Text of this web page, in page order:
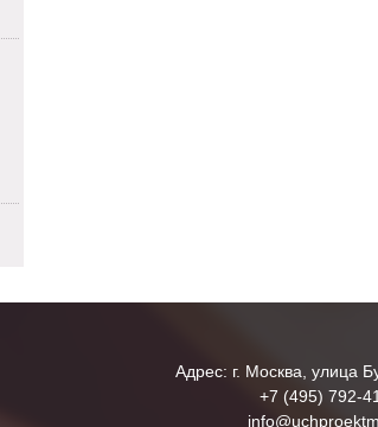
Адрес: г. Москва, улица
+7 (495) 792-